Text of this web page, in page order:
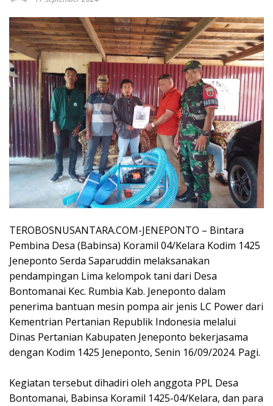
TEROBOSNUSANTARA.COM-JENEPONTO – Bintara
Pembina Desa (Babinsa) Koramil 04/Kelara Kodim 1425
Jeneponto Serda Saparuddin melaksanakan
pendampingan Lima kelompok tani dari Desa
Bontomanai Kec. Rumbia Kab. Jeneponto dalam
penerima bantuan mesin pompa air jenis LC Power dari
Kementrian Pertanian Republik Indonesia melalui
Dinas Pertanian Kabupaten Jeneponto bekerjasama
dengan Kodim 1425 Jeneponto, Senin 16/09/2024. Pagi.
Kegiatan tersebut dihadiri oleh anggota PPL Desa
Bontomanai, Babinsa Koramil 1425-04/Kelara, dan para